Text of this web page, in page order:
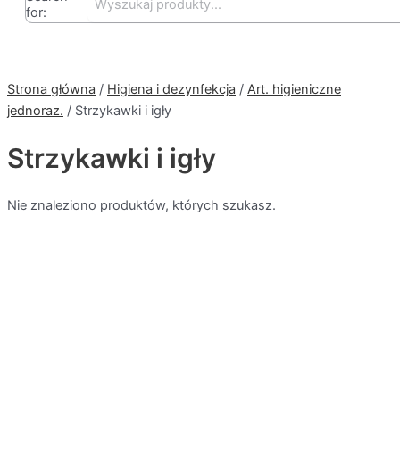
for:
Strona główna / Higiena i dezynfekcja / Art. higieniczne
jednoraz. / Strzykawki i igły
Strzykawki i igły
Nie znaleziono produktów, których szukasz.